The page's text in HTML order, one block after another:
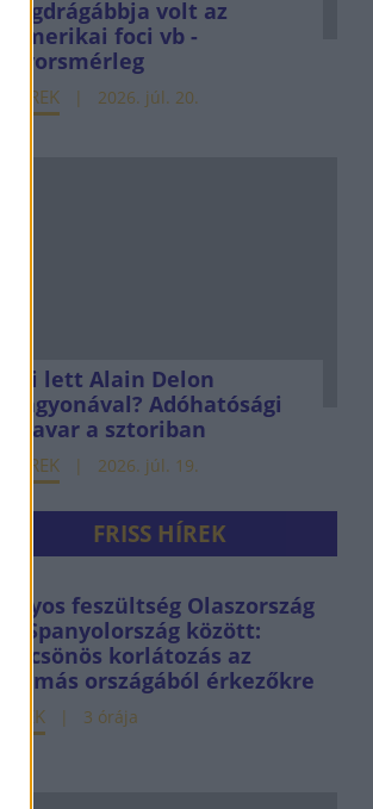
legdrágábbja volt az
amerikai foci vb -
gyorsmérleg
HÍREK 2026. júl. 20.
Mi lett Alain Delon
vagyonával? Adóhatósági
csavar a sztoriban
HÍREK 2026. júl. 19.
FRISS HÍREK
Súlyos feszültség Olaszország
és Spanyolország között:
kölcsönös korlátozás az
egymás országából érkezőkre
HÍREK 3 órája